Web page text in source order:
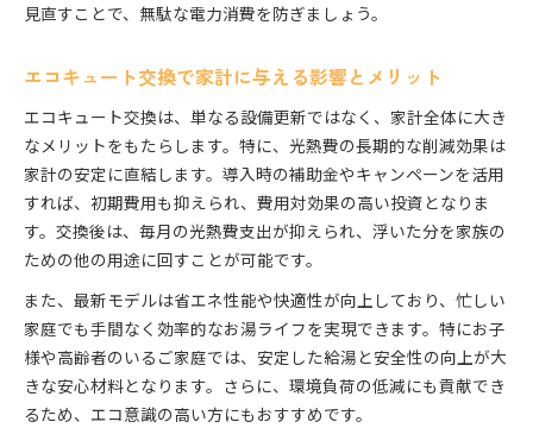
見直すことで、無駄な電力消費を防ぎましょう。
エコキュート交換で家計に与える影響とメリット
エコキュート交換は、単なる設備更新ではなく、家計全体に大き
なメリットをもたらします。特に、光熱費の長期的な削減効果は
家計の安定に直結します。導入時の補助金やキャンペーンを活用
すれば、初期費用も抑えられ、費用対効果の高い投資となりま
す。交換後は、毎月の光熱費支出が抑えられ、浮いた分を家族の
ための他の用途に回すことが可能です。
また、最新モデルは省エネ性能や快適性が向上しており、忙しい
家庭でも手間なく効率的なお湯ライフを実現できます。特にお子
様や高齢者のいるご家庭では、安定した給湯と安全性の向上が大
きな安心材料となります。さらに、環境負荷の低減にも貢献でき
るため、エコ意識の高い方にもおすすめです。